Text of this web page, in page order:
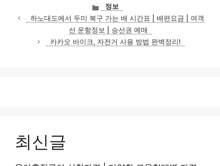
카
테
고
리
정보
하노대도에서 두미 북구 가는 배 시간표 | 배편요금 | 여객
선 운항정보 | 승선권 예매
카카오 바이크, 자전거 사용 방법 완벽정리!
최신글